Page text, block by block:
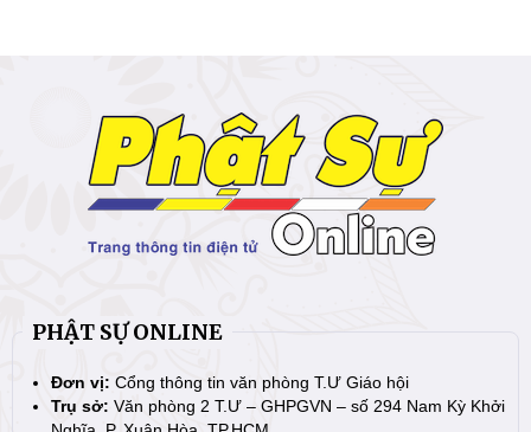
PHẬT SỰ ONLINE
Đơn vị: Cổng thông tin văn phòng T.Ư Giáo hội
Trụ sở: Văn phòng 2 T.Ư – GHPGVN – số 294 Nam Kỳ Khởi